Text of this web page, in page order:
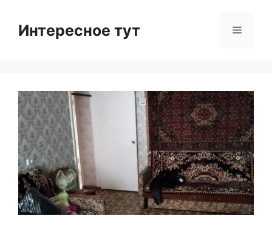
contentИнтересное тут Menu